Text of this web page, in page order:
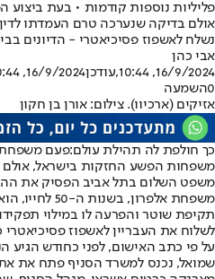
פליליות נוספות קודמות • בעת
אולם בדיקה שנערכה טרם העמדתו
נשלח לאשפוז פסיכיאטרי - הדיונים
אבי כהן
16/9/2024, 10:44
,עודכן16/9/2024, 10:44
0השמעה
אזיקים (ארכיוו). צילום: אורן בן חקון
כך חולפת לה תהילת עולם:פעם משפחת
משפחות הפשע החזקות בישראל, אולם
משפט השלום בתל אביב הפסיק את
משפחת אלפרון,
תקיפת שוטר והפרעה לו במילוי
לשלוח את העבריין לאשפוז
על פי כתב האישום, לפני כחודש
שמואל, נכנס למשרד הסניף פתח את